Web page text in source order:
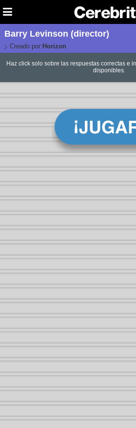
Barry Levinson (director)
Creado por: Horizon
Haz click solo sobre las respuestas correctas e
disponibles.